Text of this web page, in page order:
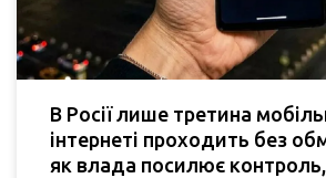
В Росії лише третина
інтернеті проходить без
як влада посилює